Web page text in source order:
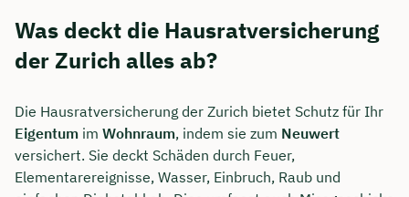
Was deckt die Hausratversicherung
der Zurich alles ab?
Die Hausratversicherung der Zurich bietet Schutz für Ihr
Eigentum im Wohnraum, indem sie zum Neuwert
versichert. Sie deckt Schäden durch Feuer,
Elementarereignisse, Wasser, Einbruch, Raub und